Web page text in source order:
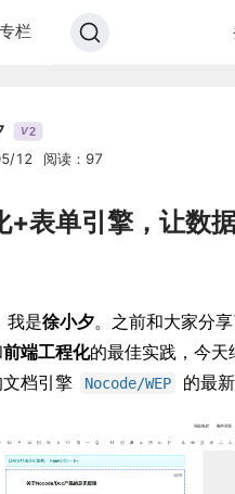
专栏
V2
12 阅读：97
+表单引擎，让数
我是徐小夕。之前和大家分
前端工程化的最佳实践，今天
档引擎
Nocode/WEP 的最新